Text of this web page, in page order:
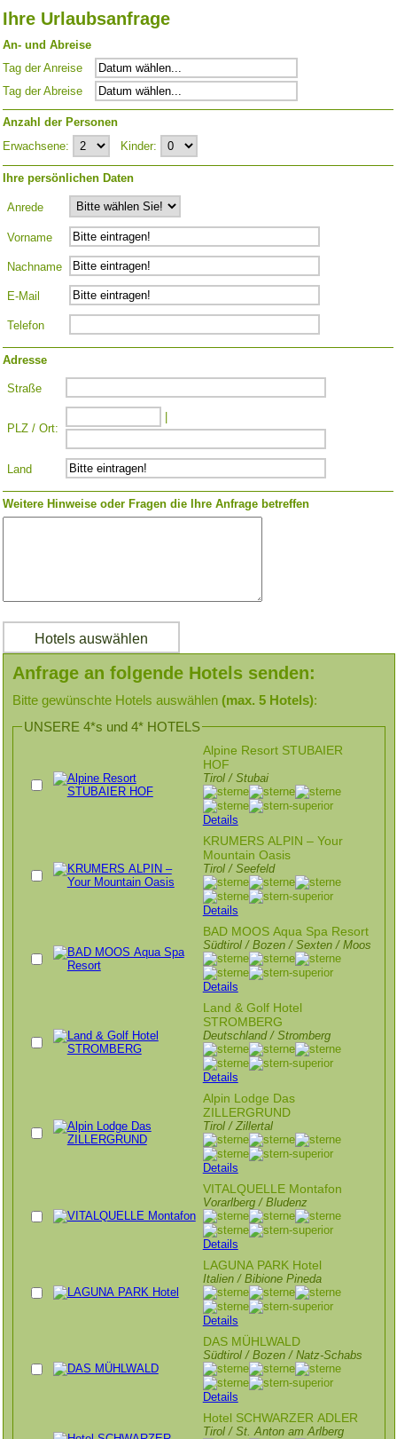
Ihre Urlaubsanfrage
An- und Abreise
Tag der Anreise
Tag der Abreise
Anzahl der Personen
Erwachsene:
Kinder:
Ihre persönlichen Daten
Anrede
Vorname
Nachname
E-Mail
Telefon
Adresse
Straße
PLZ / Ort:
Land
Weitere Hinweise oder Fragen die Ihre Anfrage betreffen
Anfrage an folgende Hotels senden:
Bitte gewünschte Hotels auswählen (max. 5 Hotels):
UNSERE 4*s und 4* HOTELS
Alpine Resort STUBAIER
HOF
Tirol / Stubai
Details
KRUMERS ALPIN – Your
Mountain Oasis
Tirol / Seefeld
Details
BAD MOOS Aqua Spa Resort
Südtirol / Bozen / Sexten / Moos
Details
Land & Golf Hotel
STROMBERG
Deutschland / Stromberg
Details
Alpin Lodge Das
ZILLERGRUND
Tirol / Zillertal
Details
VITALQUELLE Montafon
Vorarlberg / Bludenz
Details
LAGUNA PARK Hotel
Italien / Bibione Pineda
Details
DAS MÜHLWALD
Südtirol / Bozen / Natz-Schabs
Details
Hotel SCHWARZER ADLER
Tirol / St. Anton am Arlberg